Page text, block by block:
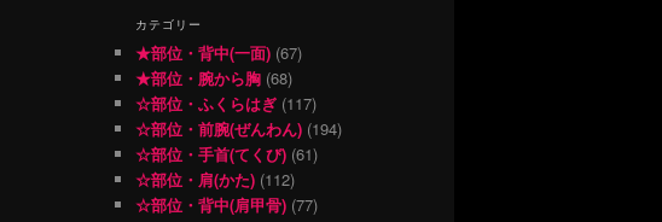
カテゴリー
★部位・背中(一面) (67)
★部位・腕から胸 (68)
☆部位・ふくらはぎ (117)
☆部位・前腕(ぜんわん) (194)
☆部位・手首(てくび) (61)
☆部位・肩(かた) (112)
☆部位・背中(肩甲骨) (77)